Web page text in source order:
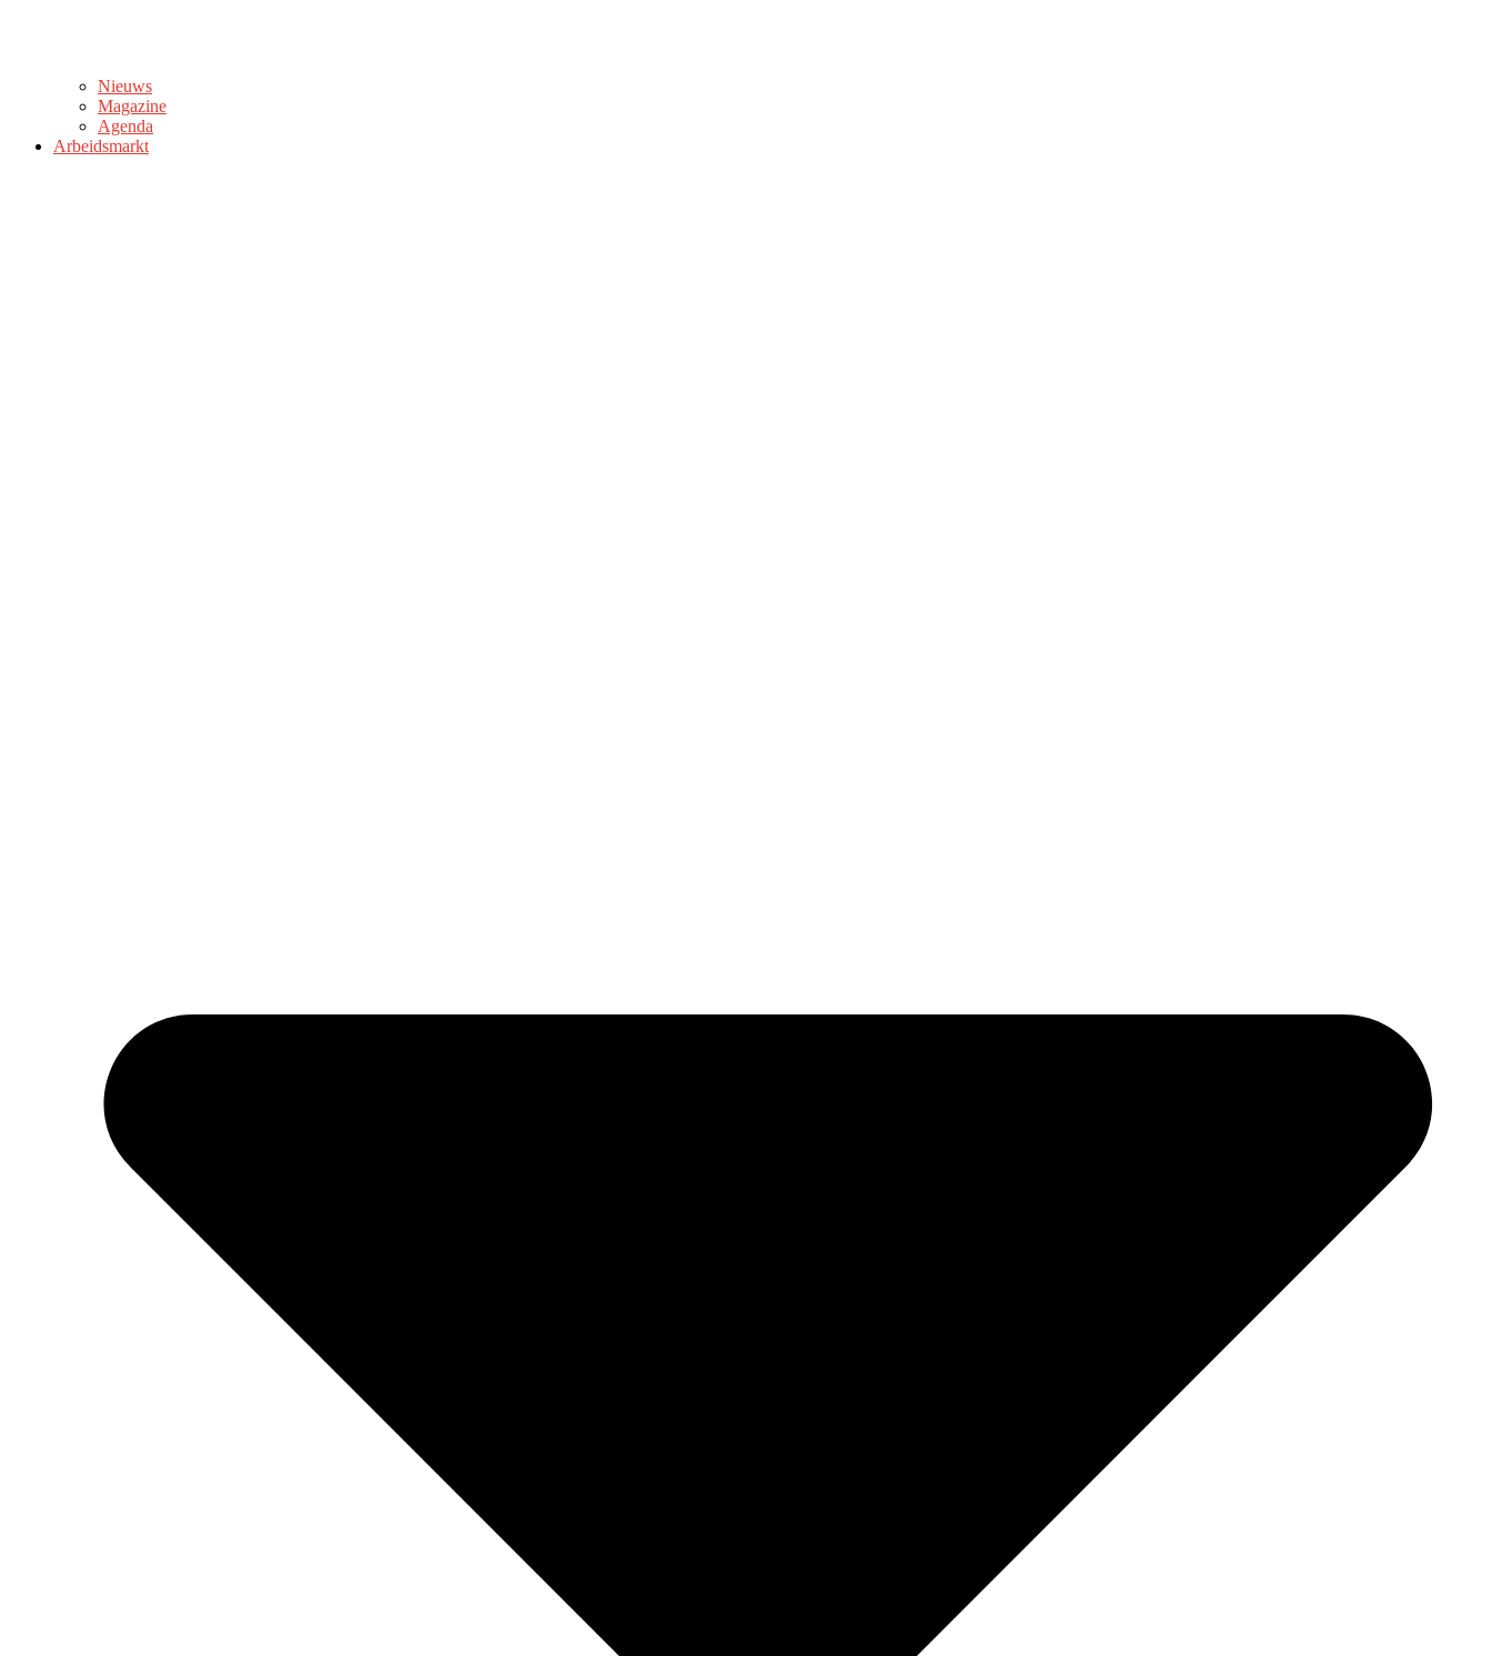
Nieuws
Magazine
Agenda
Arbeidsmarkt